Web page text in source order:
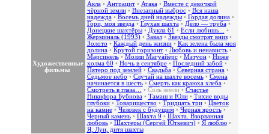
Художественные
фильмы
Акла• Антрацит• Атака• Вместе с девочкой
чёрной земли• Внезапный выброс• Вся наша
надежда• Восемь дней надежды• Гордая долина•
Гори, моя звезда• Глухая шахта• Дело — труба•
Донецкие шахтёры• Дукла 61 • Если любишь... •
Жерминаль (1993)• Завал• Звезды смотрят вниз•
Золото • Каждый день жизни• Как зелена была моя
долина• Крутой горизонт• Любовь и ненависть•
Марсинель• Молли Магуайерс• Мэтуон• Ниже
холма 60 • Ночь в сентябре• Последний забой•
Пятеро под землей• Свадьба• Северная страна•
Седьмое небо • Случай на шахте восемь• Смена
начинается в шесть• Смерть как краюха хлеба•
Смотреть в глаза… • Соль земли• Счастье
Никифора Бубнова• Тамаш и Юли• Тихие воды
глубоки• Товарищество • Тридцать три• Цветок
на камне• Человек с будущим• Черная ярость•
Черный камень• Шахта 9 • Шахта. Взорванная
любовь• Шахтеры (Сергей Юткевич)• Я люблю•
Я, Луи, дитя шахты